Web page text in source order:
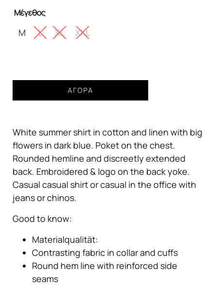
Μέγεθος
M L XL XXL
DARK
BLUE
ποσότητα
ΑΓΟΡΆ
White summer shirt in cotton and linen with big
flowers in dark blue. Poket on the chest.
Rounded hemline and discreetly extended
back. Embroidered & logo on the back yoke.
Casual casual shirt or casual in the office with
jeans or chinos.
Good to know:
Materialqualität:
Contrasting fabric in collar and cuffs
Round hem line with reinforced side
seams